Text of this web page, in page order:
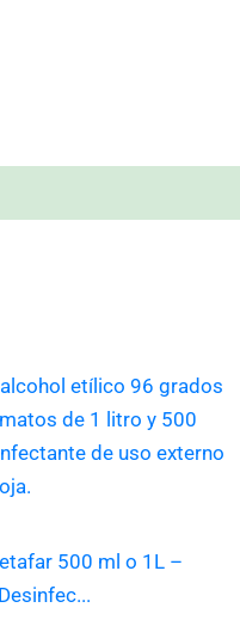
500 ml o 1L –
Este
producto
tiene